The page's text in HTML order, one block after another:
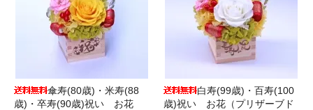
傘寿(80歳)・米寿(88
歳)・卒寿(90歳)祝い お花
白寿(99歳)・百寿(100
歳)祝い お花（プリザーブド